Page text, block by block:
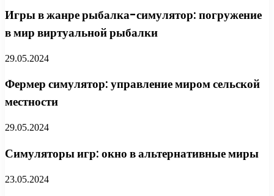
Игры в жанре рыбалка-симулятор: погружение
в мир виртуальной рыбалки
29.05.2024
Фермер симулятор: управление миром сельской
местности
29.05.2024
Симуляторы игр: окно в альтернативные миры
23.05.2024